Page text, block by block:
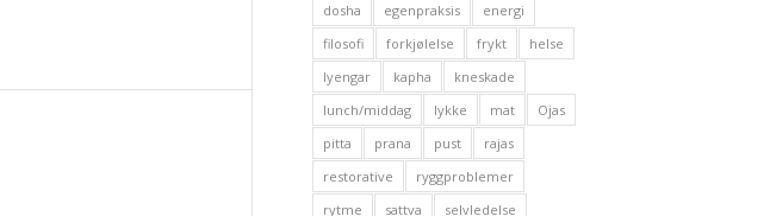
dosha
egenpraksis
energi
filosofi
forkjølelse frykt
helse
Iyengar
kapha
kneskade
lunch/middag
lykke mat
Ojas
pitta
prana pust
rajas
restorative
ryggproblemer
rytme
sattva
selvledelse